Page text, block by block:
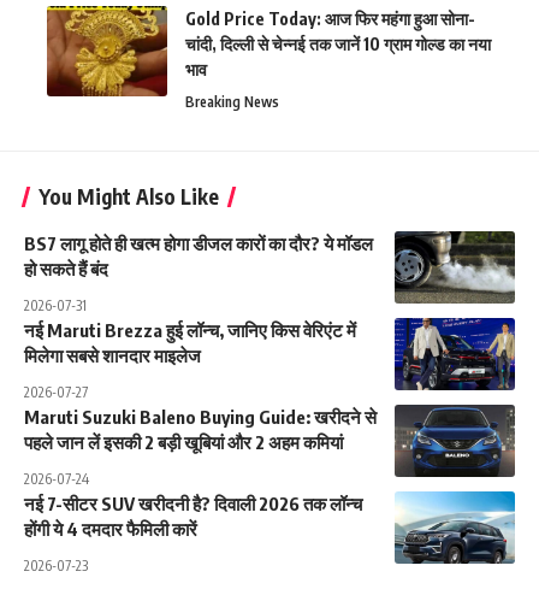
Gold Price Today: आज फिर महंगा हुआ सोना-
चांदी, दिल्ली से चेन्नई तक जानें 10 ग्राम गोल्ड का नया
भाव
Breaking News
You Might Also Like
BS7 लागू होते ही खत्म होगा डीजल कारों का दौर? ये मॉडल
हो सकते हैं बंद
2026-07-31
नई Maruti Brezza हुई लॉन्च, जानिए किस वेरिएंट में
मिलेगा सबसे शानदार माइलेज
2026-07-27
Maruti Suzuki Baleno Buying Guide: खरीदने से
पहले जान लें इसकी 2 बड़ी खूबियां और 2 अहम कमियां
2026-07-24
नई 7-सीटर SUV खरीदनी है? दिवाली 2026 तक लॉन्च
होंगी ये 4 दमदार फैमिली कारें
2026-07-23